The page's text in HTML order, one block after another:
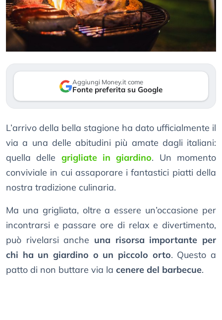
Aggiungi Money.it come
Fonte preferita su Google
L’arrivo della bella stagione ha dato ufficialmente il
via a una delle abitudini più amate dagli italiani:
quella delle grigliate in giardino. Un momento
conviviale in cui assaporare i fantastici piatti della
nostra tradizione culinaria.
Ma una grigliata, oltre a essere un’occasione per
incontrarsi e passare ore di relax e divertimento,
può rivelarsi anche una risorsa importante per
chi ha un giardino o un piccolo orto. Questo a
patto di non buttare via la cenere del barbecue.